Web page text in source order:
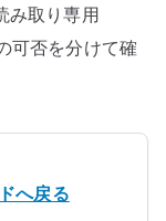
み取り専用
可否を分けて確
へ戻る